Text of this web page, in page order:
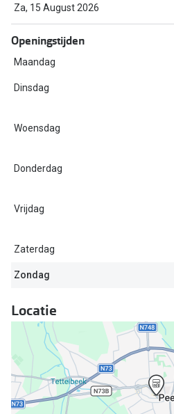
Ray-Ban
Gucci
Seen
Ralph Lauren
Alle brillen merken
Online hulp & advies
Bril online kopen in maar 4 stappen
Soorten brillenglazen
Bril online passen
Meekleurende glazen
Za, 15 August 2026
Openingstijden
Maandag
Dinsdag
Woensdag
Donderdag
Vrijdag
Zaterdag
Zondag
Locatie